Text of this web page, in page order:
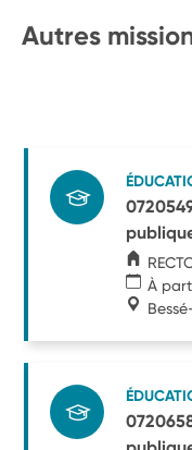
Autres
À